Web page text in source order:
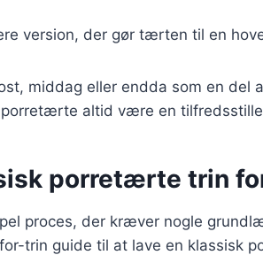
version, der gør tærten til en
middag eller endda som en del
altid være en
porretærte trin
proces, der kræver nogle
trin guide til at lave en klassisk